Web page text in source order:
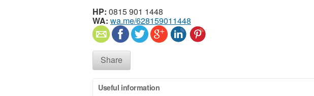
HP: 0815 901 1448
WA: wa.me/628159011448
Share
Useful information